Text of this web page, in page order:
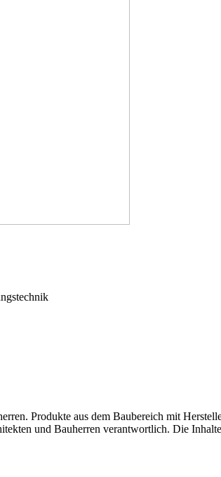
Produkte aus dem Baubereich mit
und Bauherren verantwortlich. Die